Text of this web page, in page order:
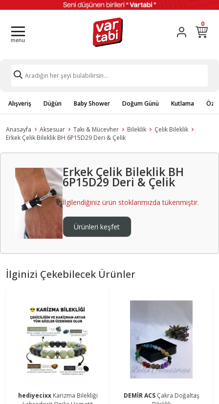
0
Alışveriş Düğün Baby Shower Doğum Günü Kutlama
Anasayfa Aksesuar Takı & Mücevher Bileklik
Çelik Bileklik
Erkek Çelik Bileklik BH 6P15D29 Deri & Çelik
Erkek Çelik Bileklik BH
6P15D29 Deri & Çelik
İlgilendiğiniz ürün stoklarımızda tükenmiştir.
Ürünleri keşfet
İlginizi Çekebilecek Ürünler
hediyecixx Karizma Bilekliği
DEMİR ACS Çakra Doğaltaş